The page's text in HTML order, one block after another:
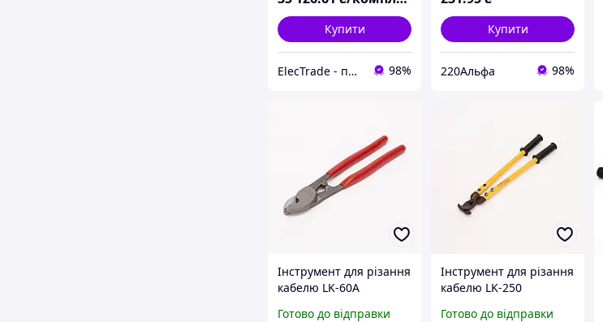
Купити
ElecTrade - постачальник електротехнічної продукції 98%
Купити
220Альфа 98%
Інструмент для різання
кабелю LK-60A
Готово до відправки
Інструмент для різання
кабелю LK-250
Готово до відправки